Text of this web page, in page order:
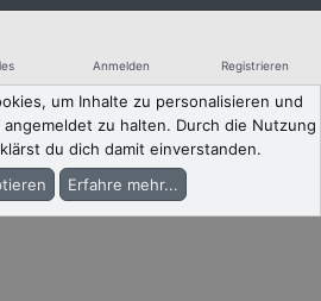
Anmelden Registrieren
um Inhalte zu personalisieren und
zu halten. Durch die Nutzung
du dich damit einverstanden.
Erfahre mehr...